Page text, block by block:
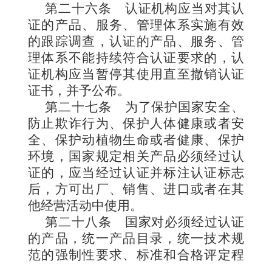
第二十六条 认证机构应当对其认
证的产品、服务、管理体系实施有效
的跟踪调查，认证的产品、服务、管
理体系不能持续符合认证要求的，认
证机构应当暂停其使用直至撤销认证
证书，并予公布。
第二十七条 为了保护国家安全、
防止欺诈行为、保护人体健康或者安
全、保护动植物生命或者健康、保护
环境，国家规定相关产品必须经过认
证的，应当经过认证并标注认证标志
后，方可出厂、销售、进口或者在其
他经营活动中使用。
第二十八条
国家对必须经过认证
的产品，统一产品目录，统一技术规
范的强制性要求、标准和合格评定程